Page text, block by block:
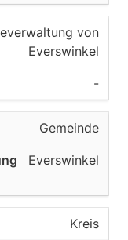
von
Everswinkel
-
Gemeinde
Everswinkel
Kreis